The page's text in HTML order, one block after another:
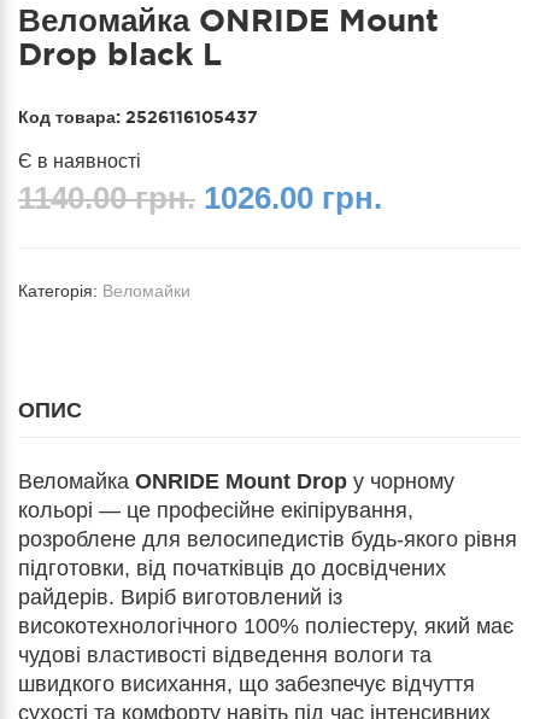
Веломайка ONRIDE Mount
Drop black L
Код товара: 2526116105437
Є в наявності
1140.00 грн. 1026.00 грн.
Категорія: Веломайки
ОПИС
Веломайка ONRIDE Mount Drop у чорному
кольорі — це професійне екіпірування,
розроблене для велосипедистів будь-якого рівня
підготовки, від початківців до досвідчених
райдерів. Виріб виготовлений із
високотехнологічного 100% поліестеру, який має
чудові властивості відведення вологи та
швидкого висихання, що забезпечує відчуття
сухості та комфорту навіть під час інтенсивних